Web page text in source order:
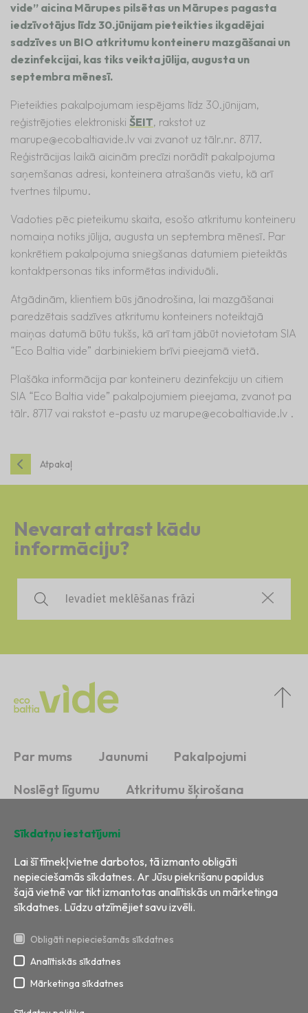
vide” aicina Mārupes pilsētas un Mārupes pagasta
iedzīvotājus līdz 30.jūnijam pieteikties ikgadējai
sadzīves un BIO atkritumu konteineru mazgāšanai un
dezinfekcijai, kas tiks veikta jūlija, augusta un
septembra mēnesī.
Pieteikties pakalpojumam iespējams līdz 30.jūnijam,
reģistrējoties elektroniski ŠEIT, rakstot uz
marupe@ecobaltiavide.lv vai zvanot uz tālr.nr. 8717.
Reģistrācijas laikā aicinām precīzi norādīt pakalpojuma
saņemšanas adresi, konteinera atrašanās vietu, kā arī
tvertnes tilpumu.
Vadoties pēc pieteikumu skaita, esošo atkritumu konteineru
nomaiņa notiks jūlija, augusta un septembra mēnesī. Par
konkrētiem pakalpojuma sniegšanas datumiem pieteiktās
kontaktpersonas tiks informētas individuāli.
Atgādinām, klientiem būs jānodrošina, lai mazgāšanai
paredzētais sadzīves atkritumu konteiners noteiktajā
maiņas datumā būtu tukšs, kā arī tam jābūt novietotam SIA
“Eco Baltia vide” darbiniekiem brīvi pieejamā vietā.
Plašāka informācija par konteineru dezinfekciju un citiem
SIA “Eco Baltia vide” pakalpojumiem pieejama, zvanot pa
tālr. 8717 vai rakstot e-pastu uz marupe@ecobaltiavide.lv .
Atpakaļ
Nevarat atrast kādu
informāciju?
Par mums Jaunumi Pakalpojumi
Noslēgt līgumu Atkritumu šķirošana
Visas tiesības aizsargātas
Izstrāde:BRIGHT
Sīkdatņu iestatījumi
Lai šī tīmekļvietne darbotos, tā izmanto obligāti
nepieciešamās sīkdatnes. Ar Jūsu piekrišanu papildus
šajā vietnē var tikt izmantotas analītiskās un mārketinga
sīkdatnes. Lūdzu atzīmējiet savu izvēli.
Obligāti nepieciešamās sīkdatnes
Analītiskās sīkdatnes
Mārketinga sīkdatnes